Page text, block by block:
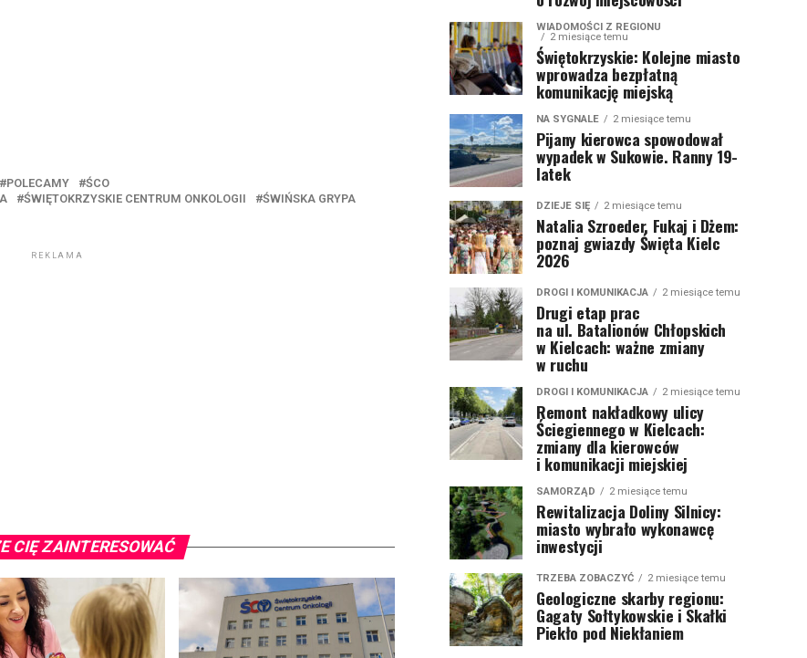
POLECAMY
ŚCO
ŚWIĘTOKRZYSKIE CENTRUM ONKOLOGII
ŚWIŃSKA GRYPA
REKLAMA
CIĘ ZAINTERESOWAĆ
WIADOMOŚCI Z REGIONU
2 miesiące temu
Świętokrzyskie: Kolejne miasto
wprowadza bezpłatną
komunikację miejską
NA SYGNALE 2 miesiące temu
Pijany kierowca spowodował
wypadek w Sukowie. Ranny 19-
latek
DZIEJE SIĘ 2 miesiące temu
Natalia Szroeder, Fukaj i Dżem:
poznaj gwiazdy Święta Kielc
2026
DROGI I KOMUNIKACJA 2 miesiące temu
Drugi etap prac
na ul. Batalionów Chłopskich
w Kielcach: ważne zmiany
w ruchu
DROGI I KOMUNIKACJA 2 miesiące temu
Remont nakładkowy ulicy
Ściegiennego w Kielcach:
zmiany dla kierowców
i komunikacji miejskiej
SAMORZĄD 2 miesiące temu
Rewitalizacja Doliny Silnicy:
miasto wybrało wykonawcę
inwestycji
TRZEBA ZOBACZYĆ 2 miesiące temu
Geologiczne skarby regionu:
Gagaty Sołtykowskie i Skałki
Piekło pod Niekłaniem